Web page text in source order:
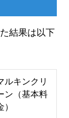
結果は以下
ルキンクリ
ン（基本料
）